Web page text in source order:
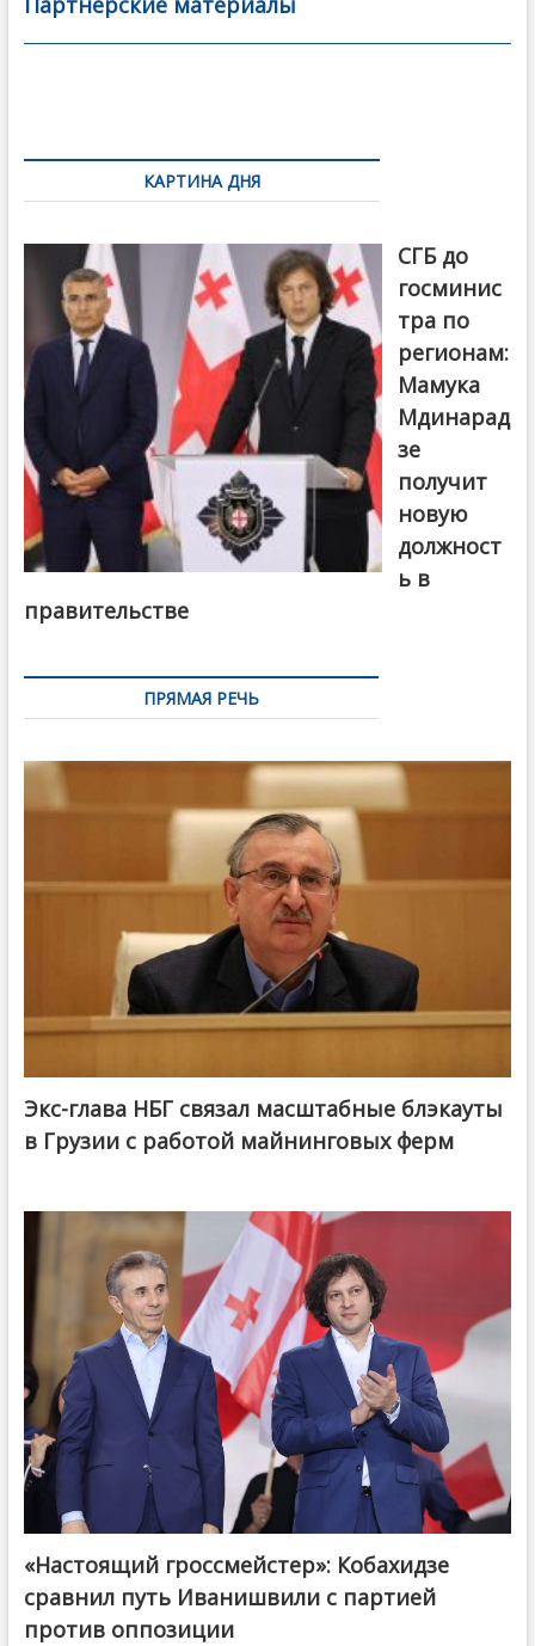
o
в
по
записямКАРТИНА ДНЯ
СГБ до
госминис
тра по
регионам:
Мамука
Мдинарад
зе
получит
новую
должност
ь в
правительстве
ПРЯМАЯ РЕЧЬ
Экс-глава НБГ связал масштабные блэкауты
в Грузии с работой майнинговых ферм
@ქართული ოცნება / Georgian Dream
«Настоящий гроссмейстер»: Кобахидзе
сравнил путь Иванишвили с партией
против оппозиции